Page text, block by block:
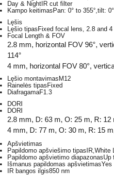
Day & Night IR cut filter
Kampo keitimas Pan: 0° to 355°,tilt:
Lęšis
Lęšio tipas Fixed focal lens, 2.8 and 4
Focal Length & FOV
2.8 mm, horizontal FOV 96°,
114°
4 mm, horizontal FOV 80°,
Lęšio montavimasM12
Rainelės tipasFixed
DiafragamaF1.3
DORI
DORI
2.8 mm, D: 63 m, O: 25 m, R: 12
4 mm, D: 77 m, O: 30 m, R: 15
Apšvietimas
Papildomo apšviešimo tipasIR,White
Papildomo apšvietimo diapazonasUp
Išmanus papildomas apšvietimasYes
IR bangos ilgis850 nm